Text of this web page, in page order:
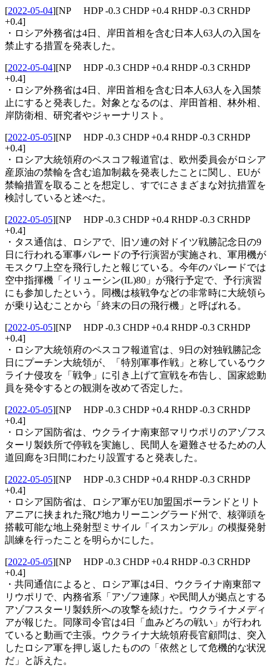
[2022-05-04][NP HDP -0.3 CHDP +0.4 RHDP -0.3 CRHDP
+0.4]
・ロシア外務省は4日、岸田首相を含む日本人63人の入国を
禁止する措置を発表した。
[2022-05-04][NP HDP -0.3 CHDP +0.4 RHDP -0.3 CRHDP
+0.4]
・ロシア外務省は4日、岸田首相を含む日本人63人を入国禁
止にすると発表した。対象となるのは、岸田首相、林外相、
岸防衛相、研究者やジャーナリスト。
[2022-05-05][NP HDP -0.3 CHDP +0.4 RHDP -0.3 CRHDP
+0.4]
・ロシア大統領府のペスコフ報道官は、欧州委員会がロシア
産原油の禁輸を含む追加制裁を発表したことに関し、EUが
禁輸措置を取ることを想定し、すでにさまざまな対抗措置を
検討していると述べた。
[2022-05-05][NP HDP -0.3 CHDP +0.4 RHDP -0.3 CRHDP
+0.4]
・タス通信は、ロシアで、旧ソ連の対ドイツ戦勝記念日の9
日に行われる軍事パレードの予行演習が実施され、軍用機が
モスクワ上空を飛行したと報じている。今年のパレードでは
空中指揮機「イリューシン(IL)80」が飛行予定で、予行演習
にも参加したという。同機は核戦争などの非常時に大統領ら
が乗り込むことから「終末の日の飛行機」と呼ばれる。
[2022-05-05][NP HDP -0.3 CHDP +0.4 RHDP -0.3 CRHDP
+0.4]
・ロシア大統領府のペスコフ報道官は、9日の対独戦勝記念
日にプーチン大統領が、「特別軍事作戦」と称しているウク
ライナ侵攻を「戦争」に引き上げて宣戦を布告し、国家総動
員を発令するとの観測を改めて否定した。
[2022-05-05][NP HDP -0.3 CHDP +0.4 RHDP -0.3 CRHDP
+0.4]
・ロシア国防省は、ウクライナ南東部マリウポリのアゾフス
ターリ製鉄所で停戦を実施し、民間人を避難させるための人
道回廊を3日間にわたり設置すると発表した。
[2022-05-05][NP HDP -0.3 CHDP +0.4 RHDP -0.3 CRHDP
+0.4]
・ロシア国防省は、ロシア軍がEU加盟国ポーランドとリト
アニアに挟まれた飛び地カリーニングラード州で、核弾頭を
搭載可能な地上発射型ミサイル「イスカンデル」の模擬発射
訓練を行ったことを明らかにした。
[2022-05-05][NP HDP -0.3 CHDP +0.4 RHDP -0.3 CRHDP
+0.4]
・共同通信によると、ロシア軍は4日、ウクライナ南東部マ
リウポリで、内務省系「アゾフ連隊」や民間人が拠点とする
アゾフスターリ製鉄所への攻撃を続けた。ウクライナメディ
アが報じた。同隊司令官は4日「血みどろの戦い」が行われ
ていると動画で主張。ウクライナ大統領府長官顧問は、突入
したロシア軍を押し返したものの「依然として危機的な状況
だ」と訴えた。